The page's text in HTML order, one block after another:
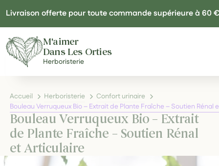
Livraison offerte pour toute commande supérieure à 60 €
M'aimer
Dans Les Orties
Herboristerie
Accueil Herboristerie
Confort urinaire
Bouleau Verruqueux Bio – Extrait de Plante Fraîche – Soutien Rénal
Bouleau Verruqueux Bio – Extrait
de Plante Fraîche – Soutien Rénal
et Articulaire